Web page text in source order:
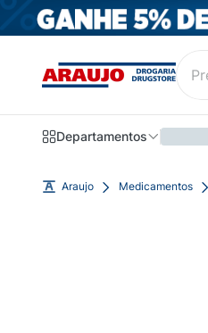
Departamentos
Araujo Medicamentos